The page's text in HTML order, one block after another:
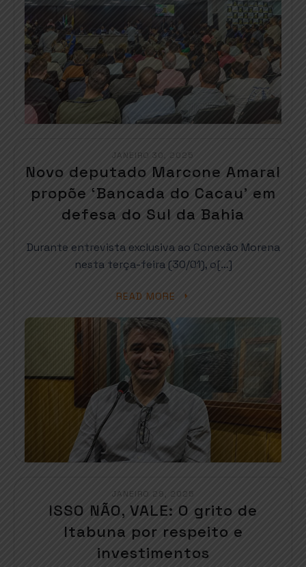
JANEIRO 30, 2025
Novo deputado Marcone Amaral
propõe ‘Bancada do Cacau’ em
defesa do Sul da Bahia
Durante entrevista exclusiva ao Conexão Morena
nesta terça-feira (30/01), o[…]
READ MORE
JANEIRO 29, 2025
ISSO NÃO, VALE: O grito de
Itabuna por respeito e
investimentos